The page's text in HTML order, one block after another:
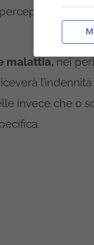
malattia, nei
invece che o